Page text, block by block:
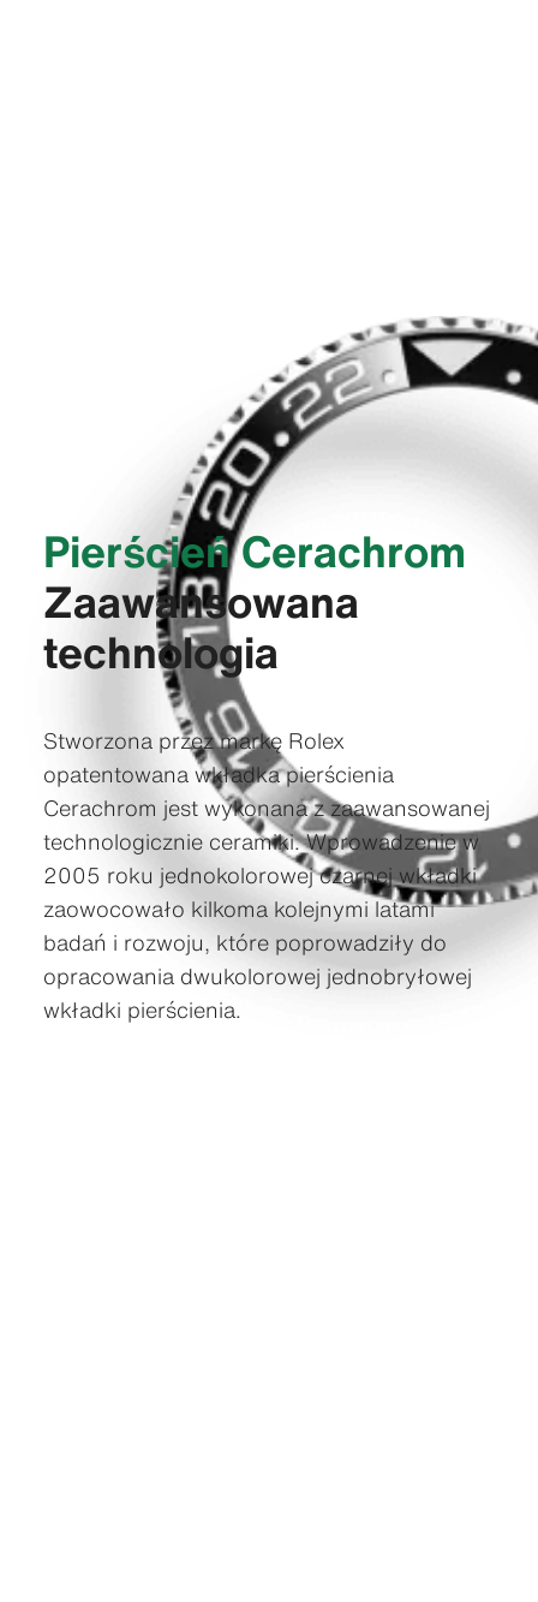
Pierścień Cerachrom
Zaawansowana
technologia
Stworzona przez markę Rolex
opatentowana wkładka pierścienia
Cerachrom jest wykonana z zaawansowanej
technologicznie ceramiki. Wprowadzenie w
2005 roku jednokolorowej czarnej wkładki
zaowocowało kilkoma kolejnymi latami
badań i rozwoju, które poprowadziły do
opracowania dwukolorowej jednobryłowej
wkładki pierścienia.